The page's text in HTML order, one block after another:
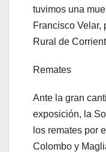
tuvimos una
Francisco Velar,
Rural de
Remates
Ante la gran
exposición, la
los remates por
Colombo y